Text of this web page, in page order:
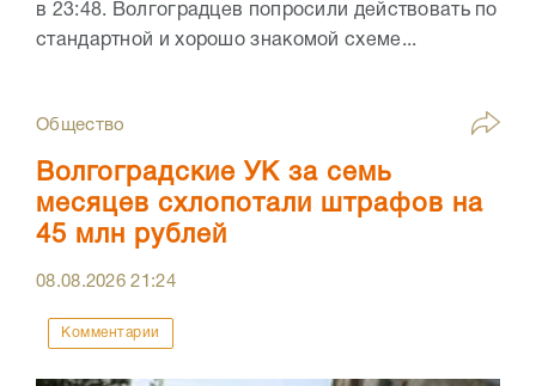
в 23:48. Волгоградцев попросили действовать по
стандартной и хорошо знакомой схеме...
Общество
Волгоградские УК за семь
месяцев схлопотали штрафов на
45 млн рублей
08.08.202621:24
Комментарии